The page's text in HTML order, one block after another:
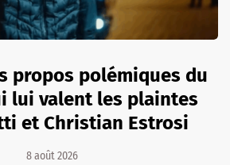
propos polémiques du
lui valent les plaintes
et Christian Estrosi
8 août 2026